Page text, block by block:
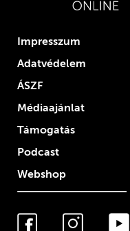
Impresszum
Adatvédelem
ÁSZF
Médiaajánlat
Támogatás
Podcast
Webshop